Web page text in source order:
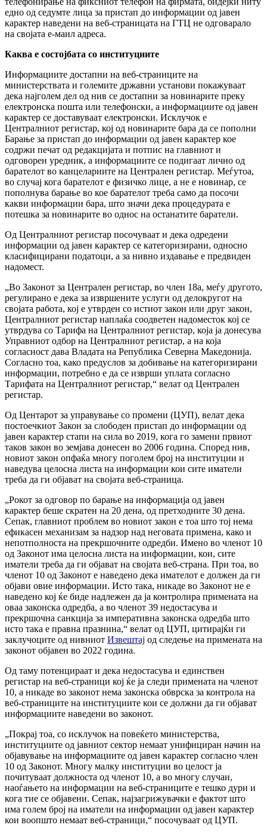
едно од седумте лица за пристап до информации од јавен
карактер наведени на веб-страницата на ГТЦ не одговарало
на својата е-маил адреса.
Каква е состојбата со институциите
Информациите достапни на веб-страниците на
министерствата и големите државни установи покажуваат
дека најголем дел од нив се достапни за новинарите преку
електронска пошта или телефонски, а информациите од јавен
карактер се доставуваат електронски. Исклучок е
Централниот регистар, кој од новинарите бара да се пополни
Барање за пристап до информации од јавен карактер кое
содржи печат од редакцијата и потпис на главниот и
одговорен уредник, а информациите се подигаат лично од
барателот во канцелариите на Централен регистар. Меѓутoa,
во случај кога барателот е физичко лице, а не е новинар, се
пополнува барање во кое барателот треба само да посочи
какви информации бара, што значи дека процедурата е
потешка за новинарите во однос на останатите баратели.
Од Централниот регистар посочуваат и дека одредени
информации од јавен карактер се категоризирани, односно
класифицирани податоци, а за нивно издавање е предвиден
надомест.
„Во Законот за Централен регистар, во член 18а, меѓу другото,
регулирано е дека за извршените услуги од делокругот на
својата работа, кој е утврден со истиот закон или друг закон,
Централниот регистар наплаќа соодветен надоместок кој се
утврдува со Тарифа на Централниот регистар, која ја донесува
Управниот одбор на Централниот регистар, а на која
согласност дава Владата на Република Северна Македонија.
Согласно тоа, како предуслов за добивање на категоризирани
информации, потребно е да се изврши уплата согласно
Тарифата на Централниот регистар,“ велат од Централен
регистар.
Од Центарот за управување со промени (ЦУП), велат дека
постоечкиот Закон за слободен пристап до информации од
јавен карактер стапи на сила во 2019, кога го замени првиот
таков закон во земјава донесен во 2006 година. Според нив,
новиот закон опфаќа многу поголем број на институции и
наведува целосна листа на информации кои сите иматели
треба да ги објават на својата веб-страница.
„Рокот за одговор по барање на информација од јавен
карактер беше скратен на 20 дена, од претходните 30 дена.
Сепак, главниот проблем во новиот закон е тоа што тој нема
ефикасен механизам за надзор над неговата примена, како и
непотполноста на прекршочните одредби. Имено во членот 10
од Законот има целосна листа на информации, кои, сите
иматели треба да ги објават на својата веб-страна. При тоа, во
членот 10 од Законот е наведено дека имателот е должен да ги
објави овие информации. Исто така, никаде во Законот не е
наведено кој ќе биде надлежен да ја контролира примената на
оваа законска одредба, а во членот 39 недостасува и
прекршочна санкција за императивна законска одредба што
исто така е правна празнина,“ велат од ЦУП, цитирајќи ги
заклучоците од нивниот Извештај од следење на примената на
законот објавен во 2022 година.
Од таму потенцираат и дека недостасува и единствен
регистар на веб-страници кој ќе ја следи примената на членот
10, а никаде во законот нема законска обврска за контрола на
веб-страниците на институциите кои се должни да ги објават
информациите наведени во законот.
„Покрај тоа, со исклучок на повеќето министерства,
институциите од јавниот сектор немаат унифициран начин на
објавување на информациите од јавен карактер согласно член
10 од Законот. Многу малку институции во целост ја
почитуваат должноста од членот 10, а во многу случаи,
наоѓањето на информации на веб-страниците е тешко дури и
кога тие се објавени. Сепак, најзагрижувачки е фактот што
има голем број на иматели на информации од јавен карактер
кои воопшто немаат веб-страници,“ посочуваат од ЦУП.